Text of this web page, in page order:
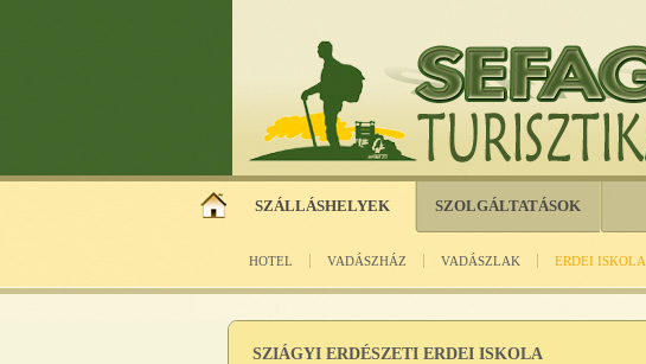
SZÁLLÁSHELYEK SZOLGÁLTATÁSOK
HOTEL VADÁSZHÁZ VADÁSZLAK ERDEI ISKOLA
SZIÁGYI ERDÉSZETI ERDEI ISKOLA